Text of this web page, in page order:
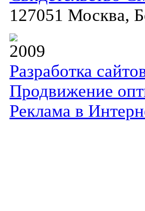
127051 Москва,
2009
Разработка
Продвижение
Реклама в